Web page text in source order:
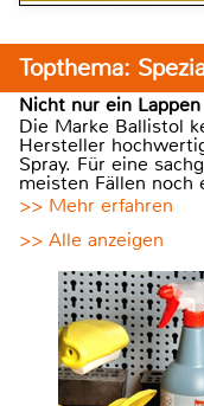
Topthema:
Nicht nur ein Lappen
Die Marke Ballistol
Hersteller
Spray. Für eine
meisten Fällen noch
>> Mehr erfahren
>> Alle anzeigen